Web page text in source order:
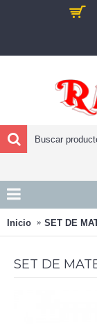
Inicio SET DE
SET DE